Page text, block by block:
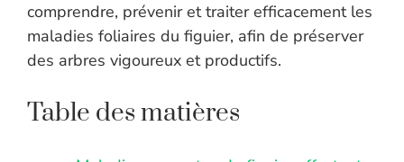
comprendre, prévenir et traiter efficacement les
maladies foliaires du figuier, afin de préserver
des arbres vigoureux et productifs.
Table des matières